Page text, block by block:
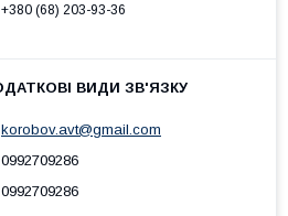
+380 (68) 203-93-36
korobov.avt@gmail.com
0992709286
0992709286